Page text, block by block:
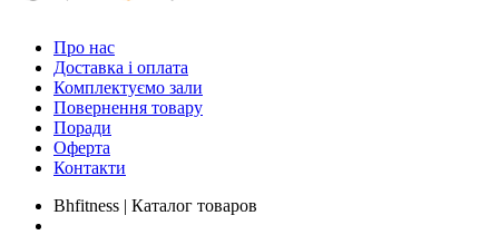
Про нас
Доставка і оплата
Комплектуємо зали
Повернення товару
Поради
Оферта
Контакти
Bhfitness | Каталог товаров